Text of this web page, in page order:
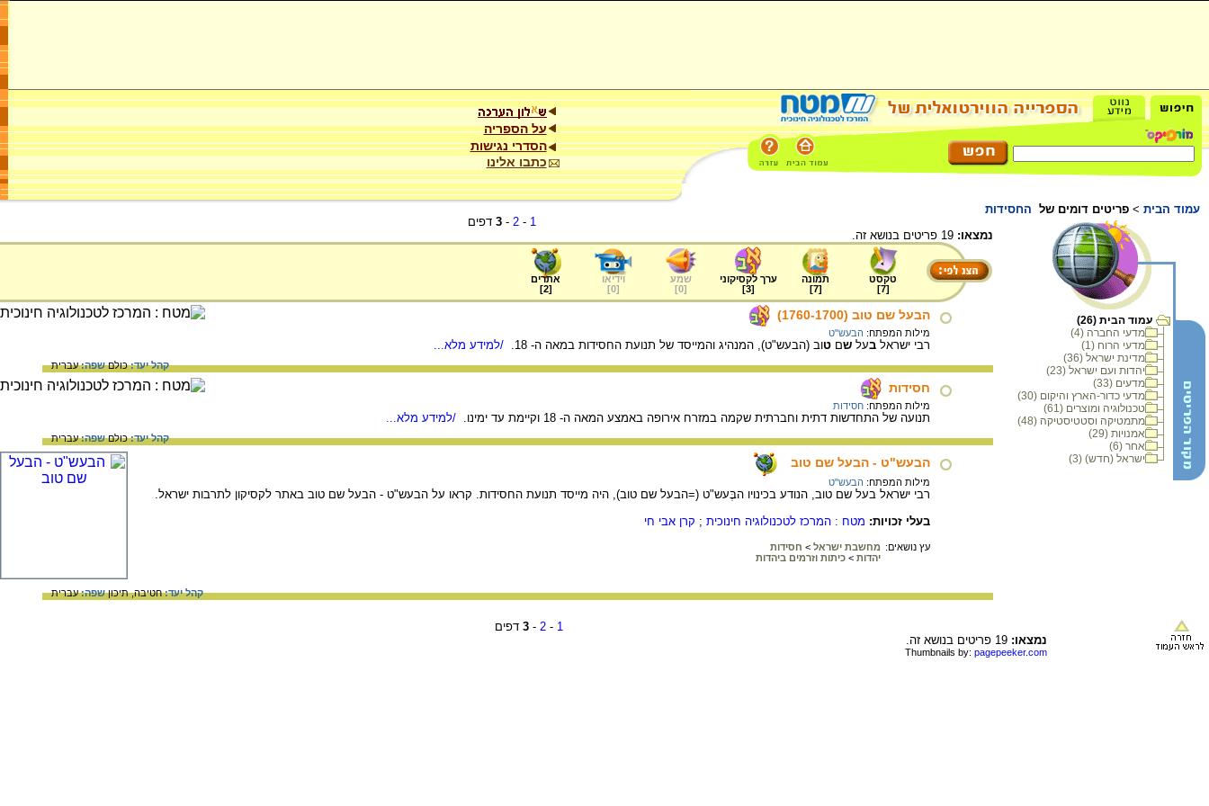
על הספריה
הסדרי נגישות
כתבו אלינו
עמוד הבית > פריטים דומים של החסידות
עמוד הבית (26)
מדעי החברה (4)
מדעי הרוח (1)
מדינת ישראל (36)
יהדות ועם ישראל (23)
מדעים (33)
מדעי כדור-הארץ והיקום (30)
טכנולוגיה ומוצרים (61)
מתמטיקה וסטטיסטיקה (48)
אמנויות (29)
אחר (6)
ישראל (חדש) (3)
1
-
2
-
3 דפים
נמצאו:
טקסט
[
7
]
תמונה
[
7
]
ערך לקסיקוני
[
3
]
שמע
[
0
]
וידיאו
[
0
]
אתרים
[
2
]
הבעל שם טוב (1760-1700)
מילות המפתח: הבעש"ט
רבי ישראל בעל שם טוב (הבעש"ט), המנהיג והמייסד של תנועת החסידות במאה ה- 18. /למידע מלא...
קהל יעד:כולםשפה:עברית
חסידות
מילות המפתח: חסידות
תנועה של התחדשות דתית וחברתית שקמה במזרח אירופה באמצע המאה ה- 18 וקיימת עד ימינו. /למידע מלא...
קהל יעד:כולםשפה:עברית
הבעש"ט - הבעל שם טוב
מילות המפתח: הבעש"ט
רבי ישראל בעל שם טוב, הנודע בכינויו הבֶּעש"ט (=הבעל שם טוב), היה מייסד תנועת החסידות. קראו על הבעש"ט - הבעל שם טוב באתר לקסיקון לתרבות ישראל.
בעלי זכויות: מטח : המרכז לטכנולוגיה חינוכית ; קרן אבי חי
עץ נושאים: מחשבת ישראל > חסידות
יהדות > כיתות וזרמים ביהדות
קהל יעד:חטיבה,תיכוןשפה:עברית
1
-
2
-
3 דפים
נמצאו:
Thumbnails by: pagepeeker.com